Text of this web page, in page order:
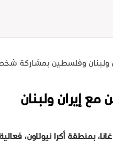
ولبنان وفلسطين بمشاركة
إيران ولبنان
بمنطقة أكرا نيوتاون،